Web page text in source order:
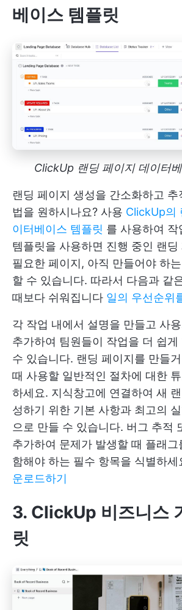
베이스 템플릿
ClickUp 랜딩 페이지 데이터
랜딩 페이지 생성을 간소화하고
법을 원하시나요? 사용 ClickUp의
이터베이스 템플릿 를 사용하여 작
템플릿을 사용하면 진행 중인 랜딩
필요한 페이지, 아직 만들어야 하
할 수 있습니다. 따라서 다음과 같
때보다 쉬워집니다 일의 우선순위
각 작업 내에서 설명을 만들고 사
추가하여 팀원들이 작업을 더 쉽
수 있습니다. 랜딩 페이지를 만들
때 사용할 일반적인 절차에 대한
하세요. 지식창고에 연결하여 새
성하기 위한 기본 사항과 최고의
으로 만들 수 있습니다. 버그 추적
추가하여 문제가 발생할 때 플래
함해야 하는 필수 항목을 식별하세
운로드하기
3. ClickUp 비즈니스
릿